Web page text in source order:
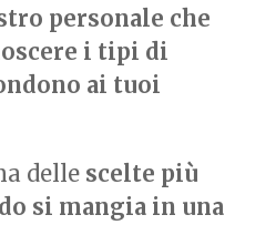
personale che
i tipi di
ai tuoi
delle scelte più
si mangia in una